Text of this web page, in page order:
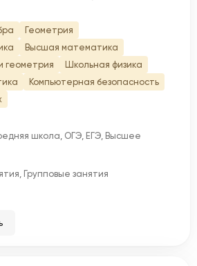
Геометрия
Высшая математика
геометрия
Школьная физика
Компьютерная безопасность
школа, ОГЭ, ЕГЭ, Высшее
Групповые занятия